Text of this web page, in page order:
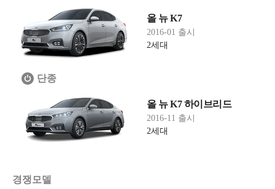
올 뉴 K7
2016-01 출시
2세대
단종
올 뉴 K7 하이브리드
2016-11 출시
2세대
경쟁모델